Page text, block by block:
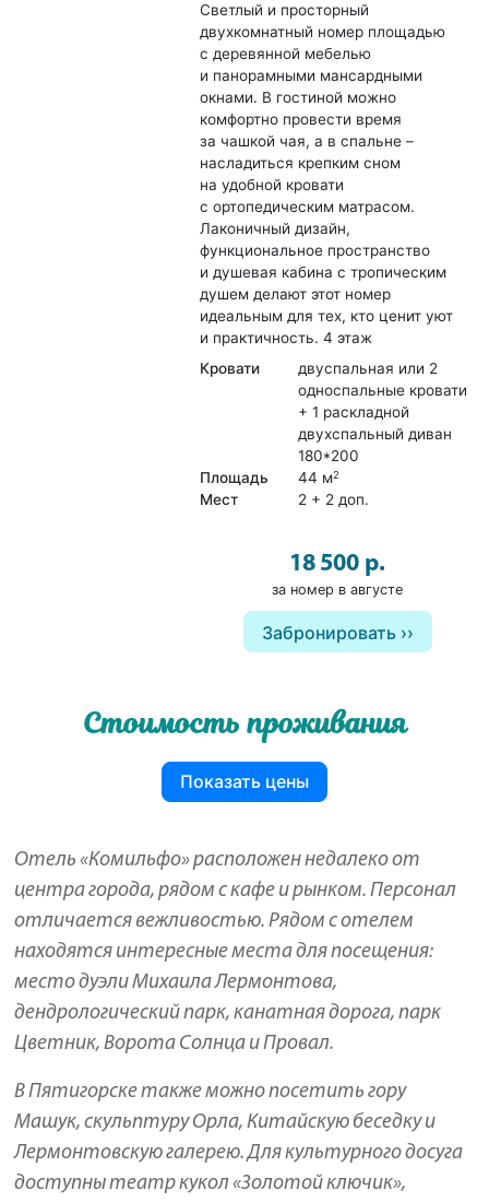
Светлый и просторный
двухкомнатный номер площадью
с деревянной мебелью
и панорамными мансардными
окнами. В гостиной можно
комфортно провести время
за чашкой чая, а в спальне –
насладиться крепким сном
на удобной кровати
с ортопедическим матрасом.
Лаконичный дизайн,
функциональное пространство
и душевая кабина с тропическим
душем делают этот номер
идеальным для тех, кто ценит уют
и практичность. 4 этаж
Кровати
двуспальная или 2
односпальные кровати
+ 1 раскладной
двухспальный диван
180*200
Площадь
44 м2
Мест 2 + 2 доп.
18 500 р.
за номер в августе
Забронировать
Стоимость проживания
Показать цены
Отель «Комильфо» расположен недалеко от
центра города, рядом с кафе и рынком. Персонал
отличается вежливостью. Рядом с отелем
находятся интересные места для посещения:
место дуэли Михаила Лермонтова,
дендрологический парк, канатная дорога, парк
Цветник, Ворота Солнца и Провал.
В Пятигорске также можно посетить гору
Машук, скульптуру Орла, Китайскую беседку и
Лермонтовскую галерею. Для культурного досуга
доступны театр кукол «Золотой ключик»,